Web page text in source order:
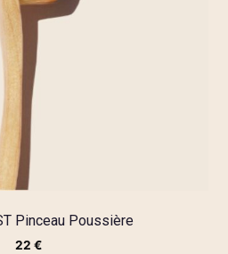
Pinceau Poussière
22 €